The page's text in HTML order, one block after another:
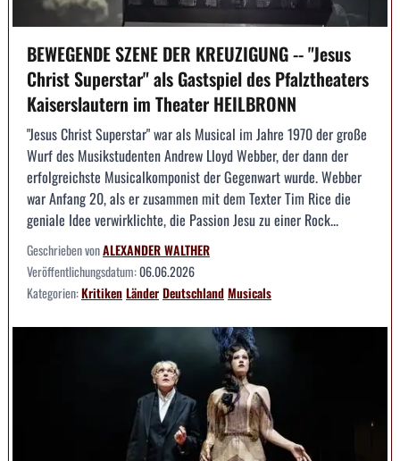
BEWEGENDE SZENE DER KREUZIGUNG -- "Jesus
Christ Superstar" als Gastspiel des Pfalztheaters
Kaiserslautern im Theater HEILBRONN
"Jesus Christ Superstar" war als Musical im Jahre 1970 der große
Wurf des Musikstudenten Andrew Lloyd Webber, der dann der
erfolgreichste Musicalkomponist der Gegenwart wurde. Webber
war Anfang 20, als er zusammen mit dem Texter Tim Rice die
geniale Idee verwirklichte, die Passion Jesu zu einer Rock...
Geschrieben vonALEXANDER WALTHER
Veröffentlichungsdatum:06.06.2026
Kategorien:KritikenLänderDeutschlandMusicals